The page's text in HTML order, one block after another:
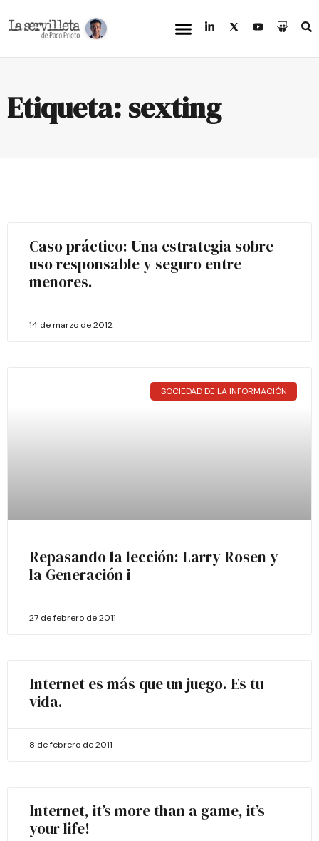
Etiqueta: sexting
Caso práctico: Una estrategia sobre
uso responsable y seguro entre
menores.
14 de marzo de 2012
SOCIEDAD DE LA INFORMACIÓN
Repasando la lección: Larry Rosen y
la Generación i
27 de febrero de 2011
Internet es más que un juego. Es tu
vida.
8 de febrero de 2011
Internet, it’s more than a game, it’s
your life!